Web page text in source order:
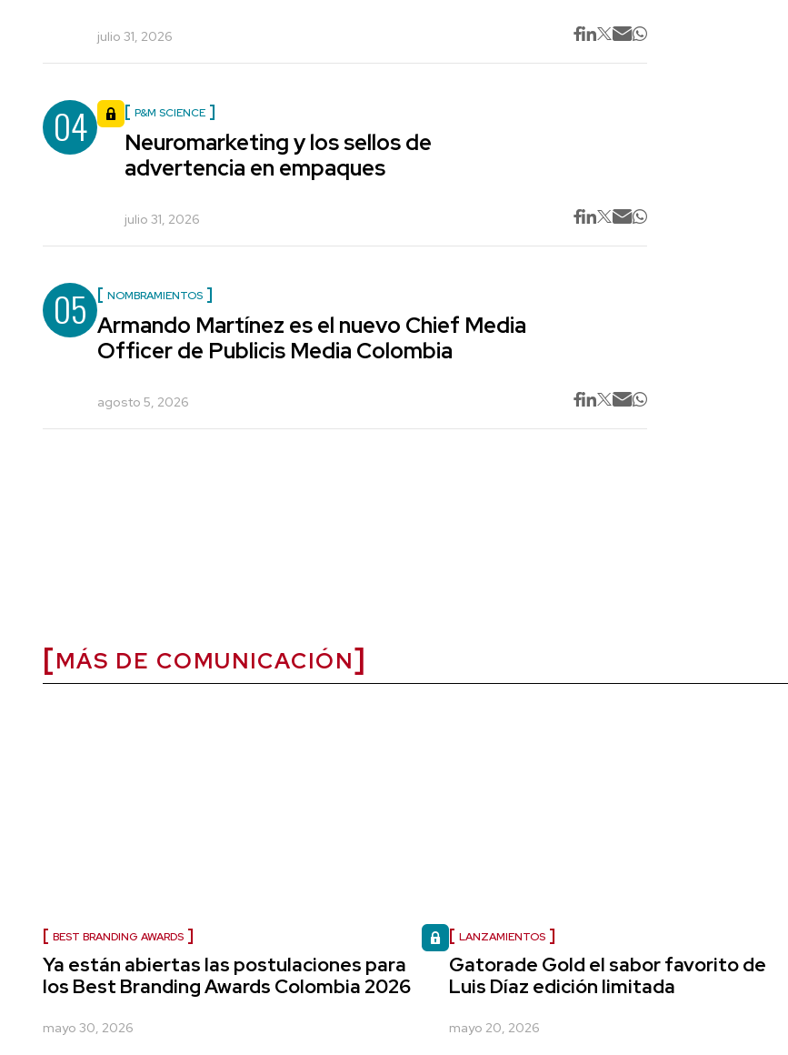
julio 31, 2026
04 P&M SCIENCE
Neuromarketing y los sellos de
advertencia en empaques
julio 31, 2026
05 NOMBRAMIENTOS
Armando Martínez es el nuevo Chief Media
Officer de Publicis Media Colombia
agosto 5, 2026
MÁS DE COMUNICACIÓN
BEST BRANDING AWARDS
Ya están abiertas las postulaciones para
los Best Branding Awards Colombia 2026
mayo 30, 2026
LANZAMIENTOS
Gatorade Gold el sabor favorito de
Luis Díaz edición limitada
mayo 20, 2026